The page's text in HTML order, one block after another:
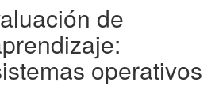
de
operativos